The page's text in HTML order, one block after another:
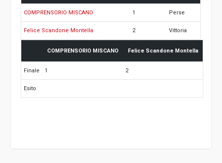
COMPRENSORIO MISCANO 1 Perse
Felice Scandone Montella 2 Vittoria
COMPRENSORIO MISCANO Felice Scandone Montella
Finale 1 2
Esito